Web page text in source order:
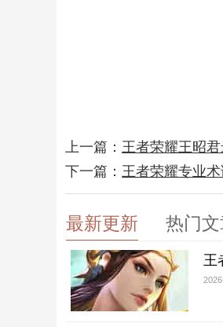
上一篇：王者荣耀王昭
下一篇：王者荣耀专业
最新更新 热门文
王